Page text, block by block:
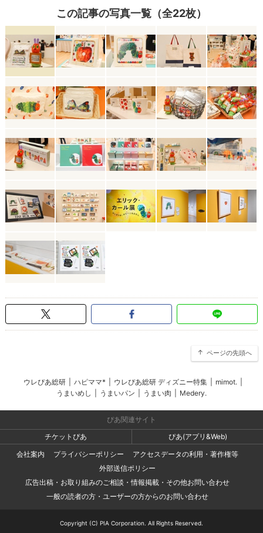
この記事の写真一覧（全22枚）
ページの先頭へ
ウレぴあ総研 ハピママ* ウレぴあ総研 ディズニー特集 mimot.
うまいめし
うまいパン うまい肉 Medery.
ぴあ関連サイト
チケットぴあ
ぴあ(アプリ&Web)
会社案内
プライバシーポリシー
アクセスデータの利用・著作権等
外部送信ポリシー
広告出稿・お取り組みのご相談・情報掲載・その他お問い合わせ
一般の読者の方・ユーザーの方からのお問い合わせ
Copyright (C) PIA Corporation. All Rights Reserved.